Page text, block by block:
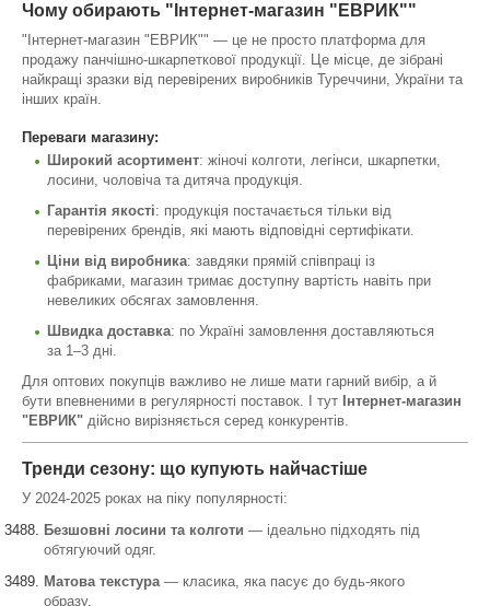
Чому обирають "Інтернет-магазин "ЕВРИК""
"Інтернет-магазин "ЕВРИК"" — це не просто платформа для
продажу панчішно-шкарпеткової продукції. Це місце, де зібрані
найкращі зразки від перевірених виробників Туреччини, України та
інших країн.
Переваги магазину:
Широкий асортимент: жіночі колготи, легінси, шкарпетки,
лосини, чоловіча та дитяча продукція.
Гарантія якості: продукція постачається тільки від
перевірених брендів, які мають відповідні сертифікати.
Ціни від виробника: завдяки прямій співпраці із
фабриками, магазин тримає доступну вартість навіть при
невеликих обсягах замовлення.
Швидка доставка: по Україні замовлення доставляються
за 1–3 дні.
Для оптових покупців важливо не лише мати гарний вибір, а й
бути впевненими в регулярності поставок. І тут Інтернет-магазин
"ЕВРИК" дійсно вирізняється серед конкурентів.
Тренди сезону: що купують найчастіше
У 2024-2025 роках на піку популярності:
Безшовні лосини та колготи — ідеально підходять під
обтягуючий одяг.
Матова текстура— класика, яка пасує до будь-якого
образу.